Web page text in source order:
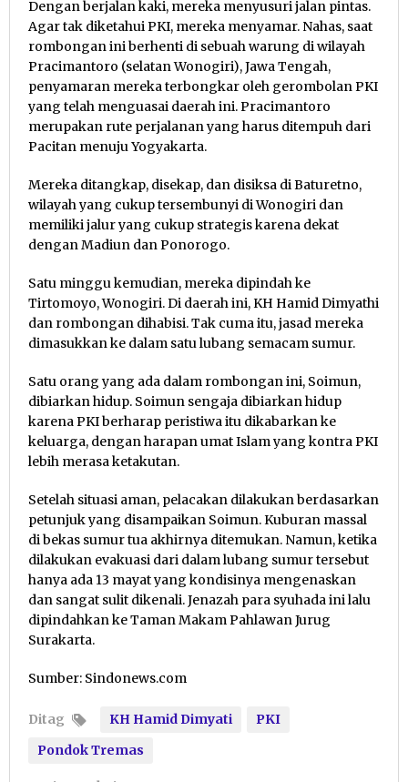
Dengan berjalan kaki, mereka menyusuri jalan pintas.
Agar tak diketahui PKI, mereka menyamar. Nahas, saat
rombongan ini berhenti di sebuah warung di wilayah
Pracimantoro (selatan Wonogiri), Jawa Tengah,
penyamaran mereka terbongkar oleh gerombolan PKI
yang telah menguasai daerah ini. Pracimantoro
merupakan rute perjalanan yang harus ditempuh dari
Pacitan menuju Yogyakarta.
Mereka ditangkap, disekap, dan disiksa di Baturetno,
wilayah yang cukup tersembunyi di Wonogiri dan
memiliki jalur yang cukup strategis karena dekat
dengan Madiun dan Ponorogo.
Satu minggu kemudian, mereka dipindah ke
Tirtomoyo, Wonogiri. Di daerah ini, KH Hamid Dimyathi
dan rombongan dihabisi. Tak cuma itu, jasad mereka
dimasukkan ke dalam satu lubang semacam sumur.
Satu orang yang ada dalam rombongan ini, Soimun,
dibiarkan hidup. Soimun sengaja dibiarkan hidup
karena PKI berharap peristiwa itu dikabarkan ke
keluarga, dengan harapan umat Islam yang kontra PKI
lebih merasa ketakutan.
Setelah situasi aman, pelacakan dilakukan berdasarkan
petunjuk yang disampaikan Soimun. Kuburan massal
di bekas sumur tua akhirnya ditemukan. Namun, ketika
dilakukan evakuasi dari dalam lubang sumur tersebut
hanya ada 13 mayat yang kondisinya mengenaskan
dan sangat sulit dikenali. Jenazah para syuhada ini lalu
dipindahkan ke Taman Makam Pahlawan Jurug
Surakarta.
Sumber: Sindonews.com
Ditag KH Hamid Dimyati
PKI
Pondok Tremas